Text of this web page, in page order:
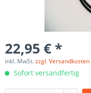
22,95 € *
inkl. MwSt.zzgl. Versandkosten
Sofort versandfertig